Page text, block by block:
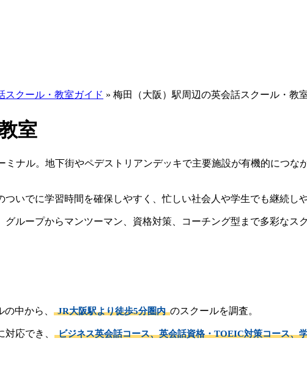
スクール・教室ガイド » 梅田（大阪）駅周辺の英会話スクール・教
室
ナル。地下街やペデストリアンデッキで主要施設が有機的につな
いでに学習時間を確保しやすく、忙しい社会人や学生でも継続し
ループからマンツーマン、資格対策、コーチング型まで多彩なス
中から、 JR大阪駅より徒歩5分圏内 のスクールを調査。
応でき、 ビジネス英会話コース、英会話資格・TOEIC対策コース、